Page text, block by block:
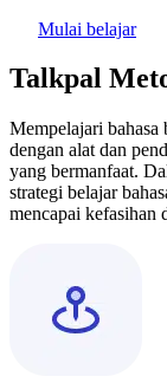
Mulai belajar
Talkpal
Mempelajari bahasa
dengan alat dan
yang bermanfaat.
strategi belajar
mencapai kefasihan